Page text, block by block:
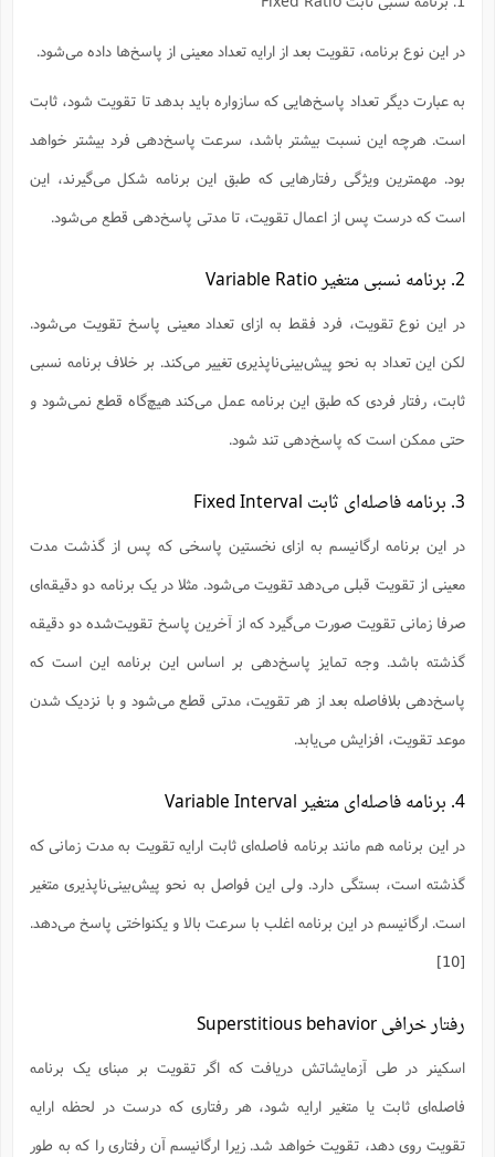
در این نوع برنامه، تقویت بعد از ارایه تعداد معینی از پاسخ‌ها داده می‌شود.
به عبارت دیگر تعداد پاسخ‌هایی که سازواره باید بدهد تا تقویت شود، ثابت
است. هرچه این نسبت بیشتر باشد، سرعت پاسخ‌دهی فرد بیشتر خواهد
بود. مهمترین ویژگی رفتارهایی که طبق این برنامه شکل می‌گیرند، این
است که درست پس از اعمال تقویت، تا مدتی پاسخ‌دهی قطع می‌شود.
2. برنامه نسبی متغیر Variable Ratio
در این نوع تقویت، فرد فقط به ازای تعداد معینی پاسخ تقویت می‌شود.
لکن این تعداد به نحو پیش‌بینی‌ناپذیری تغییر می‌کند. بر خلاف برنامه نسبی
ثابت، رفتار فردی که طبق این برنامه عمل می‌کند هیچ‌گاه قطع نمی‌شود و
حتی ممکن است که پاسخ‌دهی تند شود.
3. برنامه فاصله‌ای ثابت Fixed Interval
در این برنامه ارگانیسم به ازای نخستین پاسخی که پس از گذشت مدت
معینی از تقویت قبلی می‌دهد تقویت می‌شود. مثلا در یک برنامه دو دقیقه‌ای
صرفا زمانی تقویت صورت می‌گیرد که از آخرین پاسخ تقویت‌شده دو دقیقه
گذشته باشد. وجه تمایز پاسخ‌دهی بر اساس این برنامه این است که
پاسخ‌دهی بلافاصله بعد از هر تقویت، مدتی قطع می‌شود و با نزدیک شدن
موعد تقویت، افزایش می‌یابد.
4. برنامه فاصله‌ای متغیر Variable Interval
در این برنامه هم مانند برنامه فاصله‌ای ثابت ارایه تقویت به مدت زمانی که
گذشته است، بستگی دارد. ولی این فواصل به نحو پیش‌بینی‌ناپذیری متغیر
است. ارگانیسم در این برنامه اغلب با سرعت بالا و یکنواختی پاسخ می‌دهد.
رفتار خرافی Superstitious behavior
اسکینر در طی آزمایشاتش دریافت که اگر تقویت بر مبنای یک برنامه
فاصله‌ای ثابت یا متغیر ارایه شود، هر رفتاری که درست در لحظه ارایه
تقویت روی دهد، تقویت خواهد شد. زیرا ارگانیسم آن رفتاری را که به طور